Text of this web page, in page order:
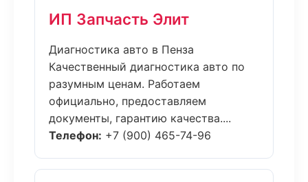
ИП Запчасть Элит
Диагностика авто в Пенза
Качественный диагностика авто по
разумным ценам. Работаем
официально, предоставляем
документы, гарантию качества....
Телефон: +7 (900) 465-74-96